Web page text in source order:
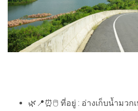
🌿📍⏰🖱 ที่อยู่ : อ่างเก็บน้ำมว